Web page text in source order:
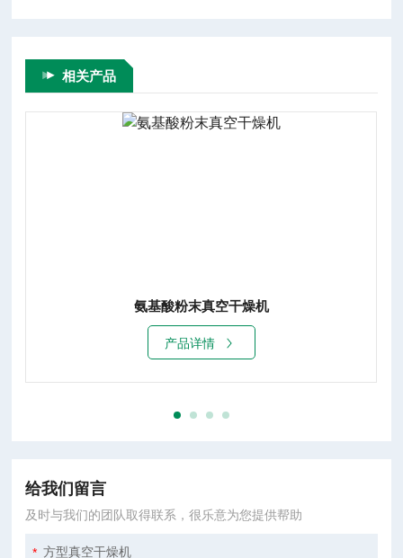
相关产品
氨基酸粉末真空干燥机
产品详情
给我们留言
及时与我们的团队取得联系，很乐意为您提供帮助